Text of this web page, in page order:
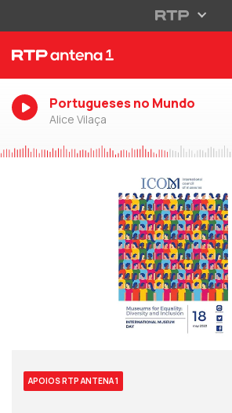
Portugueses no Mundo
Alice Vilaça
APOIOS RTP ANTENA 1